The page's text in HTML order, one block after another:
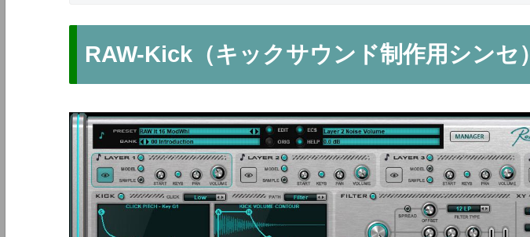
RAW-Kick（キックサウンド制作用シンセ）